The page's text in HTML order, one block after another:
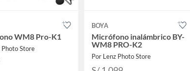
WM8 Pro-K1
Photo Store
BOYA
Micrófono inalámbrico BY-
WM8 PRO-K2
Por Lenz Photo Store